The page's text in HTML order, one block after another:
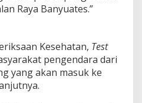
Raya Banyuates.”
Kesehatan, Test
pengendara dari
yang akan masuk ke